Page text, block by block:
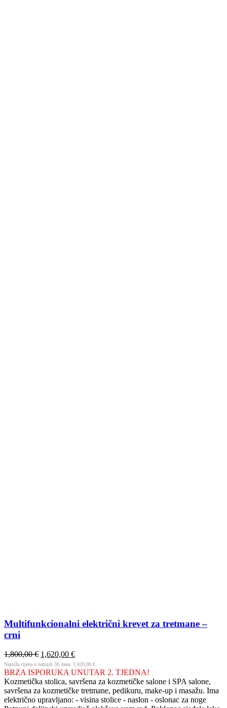
Multifunkcionalni električni krevet za tretmane –
crni
1,800,00€ 1,620,00 €
Najniža cijena u zadnjih 30 dana: 1,620,00 €
BRZA ISPORUKA UNUTAR 2. TJEDNA!
Kozmetička stolica, savršena za kozmetičke salone i SPA salone,
savršena za kozmetičke tretmane, pedikuru, make-up i masažu. Ima
električno upravljano: - visina stolice - naslon - oslonac za noge